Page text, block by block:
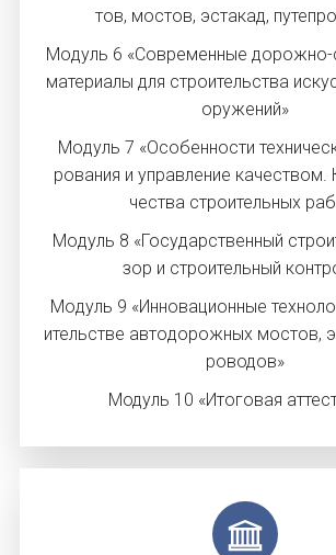
тов, мос­тов, эс­та­кад,
Мо­дуль 6 «Сов­ре­мен­ные до­рож­но-
ма­тери­алы для стро­итель­ства
ору­жений»
Мо­дуль 7 «Осо­бен­ности
рова­ния и уп­равле­ние
чес­тва стро­итель­ных
Мо­дуль 8 «Го­сударс­твен­ный
зор и стро­итель­ный
Мо­дуль 9 «Ин­но­ваци­он­ные
итель­стве ав­то­дорож­ных мос­тов,
ро­водов»
Модуль 10 «Итоговая